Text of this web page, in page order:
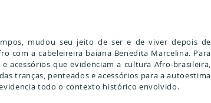
mudou seu jeito de ser e de viver depois de
com a cabeleireira baiana Benedita Marcelina. Para
acessórios que evidenciam a cultura Afro-brasileira,
tranças, penteados e acessórios para a autoestima
todo o contexto histórico envolvido.